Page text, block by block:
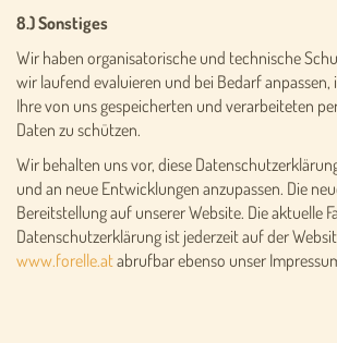
8.) Sonstiges
Wir haben organisatorische und technische
wir laufend evaluieren und bei Bedarf
Ihre von uns gespeicherten und verarbeiteten
Daten zu schützen.
Wir behalten uns vor, diese
und an neue Entwicklungen anzupassen. Die
Bereitstellung auf unserer Website. Die aktuelle
Datenschutzerklärung ist jederzeit auf der
www.forelle.atabrufbar ebenso unser